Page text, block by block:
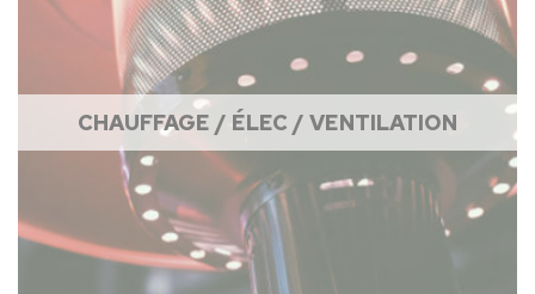
CHAUFFAGE / ÉLEC / VENTILATION